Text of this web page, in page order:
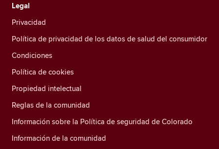
Legal
Privacidad
Política de privacidad de los datos de salud del consumidor
Condiciones
Política de cookies
Propiedad intelectual
Reglas de la comunidad
Información sobre la Política de seguridad de Colorado
Información de la comunidad